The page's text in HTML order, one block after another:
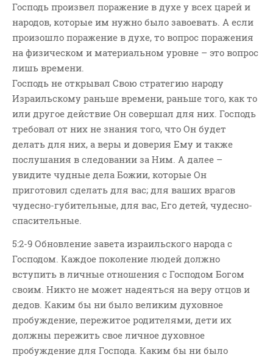
Аудио
Заметки
Изображения
Информация
История-Свидетельство
Христа"
Мини-Проповеди
Музыка-Видео
Новости
Поэзия
Притчи
Проповедь-Аудио
Проповедь-Видео
Размышления
Семинар "Второе
Семинары Для Лидеров/
Господь произвел поражение в духе у всех царей и
народов, которые им нужно было завоевать. А если
произошло поражение в духе, то вопрос поражения
на физическом и материальном уровне – это вопрос
лишь времени.
Господь не открывал Свою стратегию народу
Израильскому раньше времени, раньше того, как то
или другое действие Он совершал для них. Господь
требовал от них не знания того, что Он будет
делать для них, а веры и доверия Ему и также
послушания в следовании за Ним. А далее –
увидите чудные дела Божии, которые Он
приготовил сделать для вас; для ваших врагов
чудесно-губительные, для вас, Его детей, чудесно-
спасительные.
5:2-9 Обновление завета израильского народа с
Господом. Каждое поколение людей должно
вступить в личные отношения с Господом Богом
своим. Никто не может надеяться на веру отцов и
дедов. Каким бы ни было великим духовное
пробуждение, пережитое родителями, дети их
должны пережить свое личное духовное
пробуждение для Господа. Каким бы ни было